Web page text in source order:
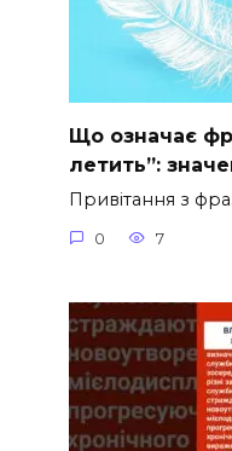
Що означає
летить”:
Привітання з
0 7